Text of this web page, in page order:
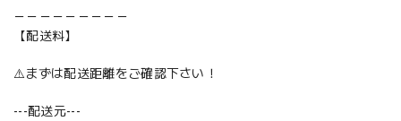
－－－－－－－－－
【配送料】
⚠️まずは配送距離をご確認下さい！
---配送元---